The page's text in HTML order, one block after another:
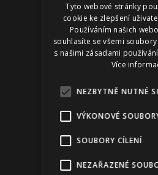
Tyto webové stránky
cookie ke zlepšení
Používáním našich
souhlasíte se všemi
s našimi zásadami
Více
NEZBYTNĚ NUTNÉ
VÝKONOVÉ
SOUBORY CÍLENÍ
NEZAŘAZENÉ